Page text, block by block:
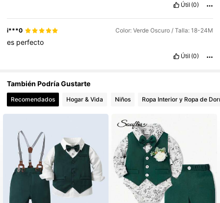
Útil (0)
i***0 Color: Verde Oscuro / Talla: 18-24M
es perfecto
Útil (0)
También Podría Gustarte
Recomendados Hogar & Vida Niños Ropa Interior y Ropa de